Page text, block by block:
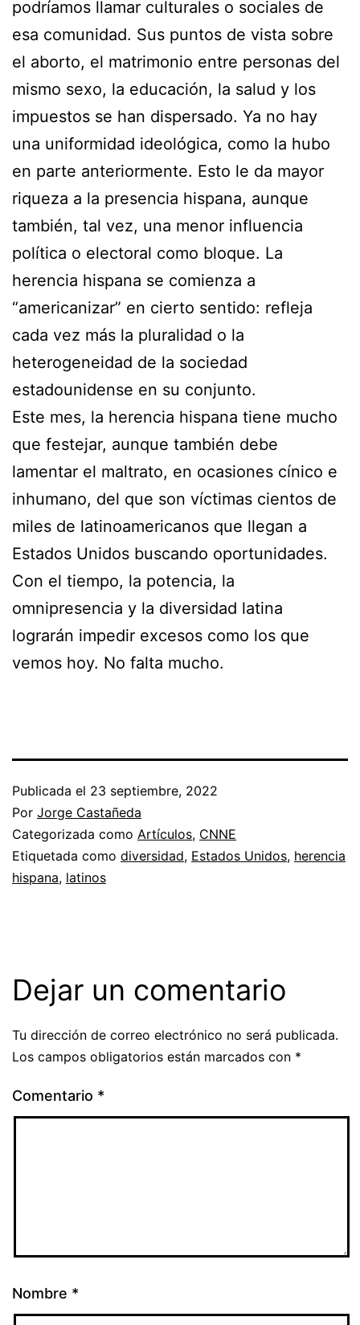
podríamos llamar culturales o sociales de
esa comunidad. Sus puntos de vista sobre
el aborto, el matrimonio entre personas del
mismo sexo, la educación, la salud y los
impuestos se han dispersado. Ya no hay
una uniformidad ideológica, como la hubo
en parte anteriormente. Esto le da mayor
riqueza a la presencia hispana, aunque
también, tal vez, una menor influencia
política o electoral como bloque. La
herencia hispana se comienza a
“americanizar” en cierto sentido: refleja
cada vez más la pluralidad o la
heterogeneidad de la sociedad
estadounidense en su conjunto.
Este mes, la herencia hispana tiene mucho
que festejar, aunque también debe
lamentar el maltrato, en ocasiones cínico e
inhumano, del que son víctimas cientos de
miles de latinoamericanos que llegan a
Estados Unidos buscando oportunidades.
Con el tiempo, la potencia, la
omnipresencia y la diversidad latina
lograrán impedir excesos como los que
vemos hoy. No falta mucho.
Publicada el 23 septiembre, 2022
Por Jorge Castañeda
Categorizada como Artículos, CNNE
Etiquetada como diversidad, Estados Unidos, herencia
hispana, latinos
Dejar un comentario
Tu dirección de correo electrónico no será publicada.
Los campos obligatorios están marcados con *
Comentario *
Nombre *